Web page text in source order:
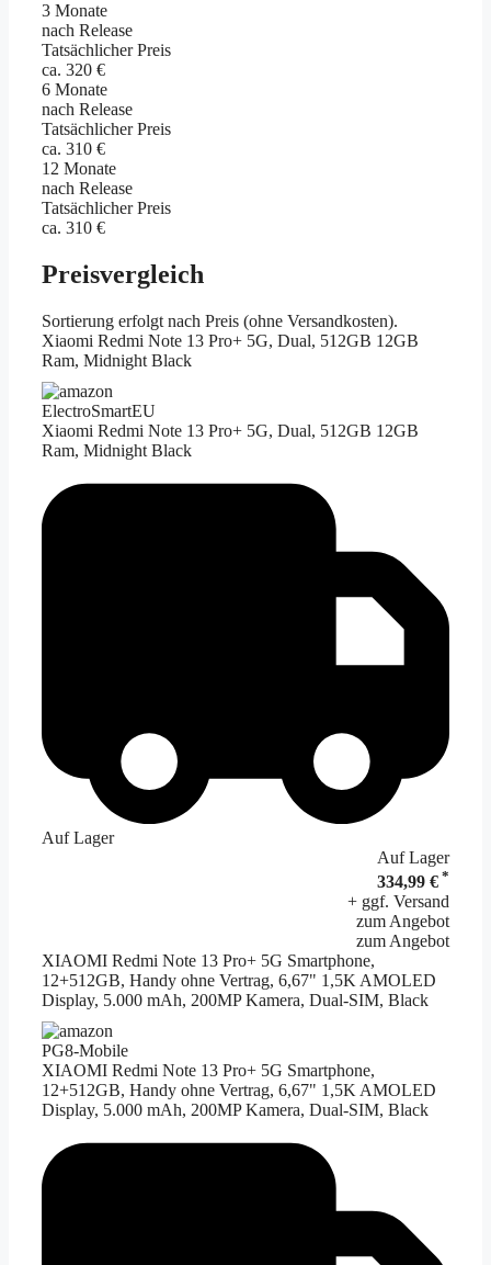
3 Monate
nach Release
Tatsächlicher Preis
ca. 320 €
6 Monate
nach Release
Tatsächlicher Preis
ca. 310 €
12 Monate
nach Release
Tatsächlicher Preis
ca. 310 €
Preisvergleich
Sortierung erfolgt nach Preis (ohne Versandkosten).
Xiaomi Redmi Note 13 Pro+ 5G, Dual, 512GB 12GB
Ram, Midnight Black
ElectroSmartEU
Xiaomi Redmi Note 13 Pro+ 5G, Dual, 512GB 12GB
Ram, Midnight Black
Auf Lager
Auf Lager
334,99 € *
+ ggf. Versand
zum Angebot
zum Angebot
XIAOMI Redmi Note 13 Pro+ 5G Smartphone,
12+512GB, Handy ohne Vertrag, 6,67" 1,5K AMOLED
Display, 5.000 mAh, 200MP Kamera, Dual-SIM, Black
PG8-Mobile
XIAOMI Redmi Note 13 Pro+ 5G Smartphone,
12+512GB, Handy ohne Vertrag, 6,67" 1,5K AMOLED
Display, 5.000 mAh, 200MP Kamera, Dual-SIM, Black